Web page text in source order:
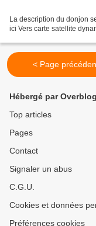
La description du donjon
ici Vers carte satellite
< Page
Hébergé par Overblog
Top articles
Pages
Contact
Signaler un abus
C.G.U.
Cookies et données
Préférences cookies